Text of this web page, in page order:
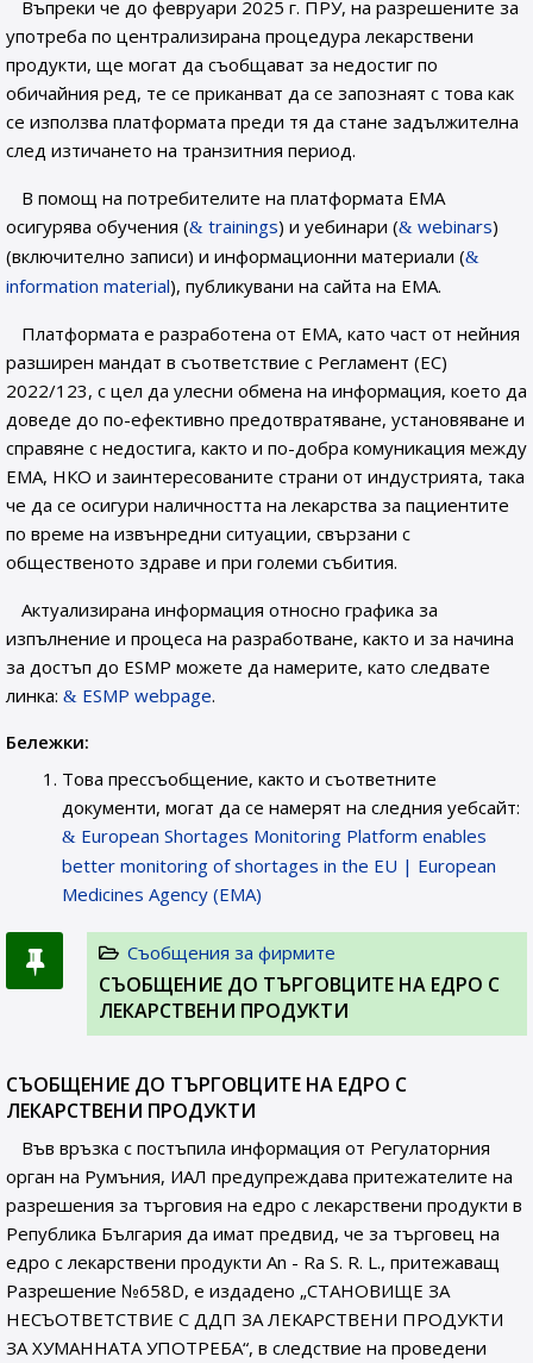
Въпреки че до февруари 2025 г. ПРУ, на разрешените за
употреба по централизирана процедура лекарствени
продукти, ще могат да съобщават за недостиг по
обичайния ред, те се приканват да се запознаят с това как
се използва платформата преди тя да стане задължителна
след изтичането на транзитния период.
В помощ на потребителите на платформата ЕМА
осигурява обучения (
trainings) и уебинари ( webinars)
(включително записи) и информационни материали (
information material), публикувани на сайта на ЕМА.
Платформата е разработена от ЕМА, като част от нейния
разширен мандат в съответствие с Регламент (EС)
2022/123, с цел да улесни обмена на информация, което да
доведе до по-ефективно предотвратяване, установяване и
справяне с недостига, както и по-добра комуникация между
ЕМА, НКО и заинтересованите страни от индустрията, така
че да се осигури наличността на лекарства за пациентите
по време на извънредни ситуации, свързани с
общественото здраве и при големи събития.
Актуализирана информация относно графика за
изпълнение и процеса на разработване, както и за начина
за достъп до ESMP можете да намерите, като следвате
линка:
ESMP webpage.
Бележки:
Това прессъобщение, както и съответните
документи, могат да се намерят на следния уебсайт:
European Shortages Monitoring Platform enables
better monitoring of shortages in the EU | European
Medicines Agency (EMA)
Съобщения за фирмите
СЪОБЩЕНИE ДО ТЪРГОВЦИТЕ НА ЕДРО С
ЛЕКАРСТВЕНИ ПРОДУКТИ
СЪОБЩЕНИE ДО ТЪРГОВЦИТЕ НА ЕДРО С
ЛЕКАРСТВЕНИ ПРОДУКТИ
Във връзка с постъпила информация от Регулаторния
орган на Румъния, ИАЛ предупреждава притежателите на
разрешения за търговия на едро с лекарствени продукти в
Република България да имат предвид, че за търговец на
едро с лекарствени продукти An - Ra S. R. L., притежаващ
Разрешение №658D, e издадено „СТАНОВИЩЕ ЗА
НЕСЪОТВЕТСТВИЕ С ДДП ЗА ЛЕКАРСТВЕНИ ПРОДУКТИ
ЗА ХУМАННАТА УПОТРЕБА“, в следствие на проведени